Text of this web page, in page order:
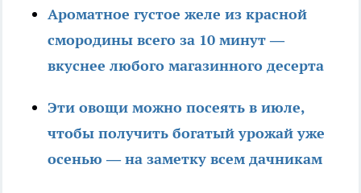
Ароматное густое желе из красной
смородины всего за 10 минут —
вкуснее любого магазинного десерта
Эти овощи можно посеять в июле,
чтобы получить богатый урожай уже
осенью — на заметку всем дачникам